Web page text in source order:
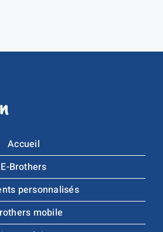
Accueil
E-Brothers
personnalisés
mobile